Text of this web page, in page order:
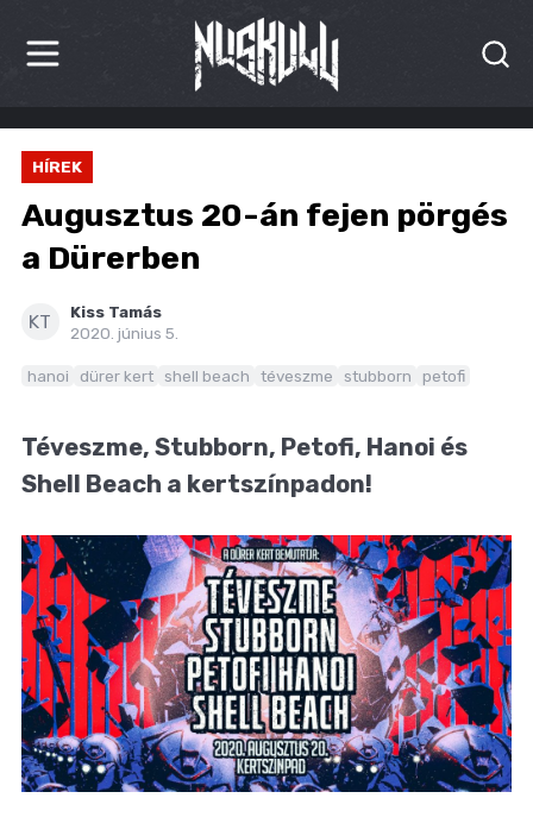
HÍREK
KRITIKÁK
BESZÁMOLÓK
MÁSVILÁG
HÍREK
Augusztus 20-án fejen pörgés
a Dürerben
KT
Kiss Tamás
2020. június 5.
hanoi dürer kert shell beach téveszme stubborn petofi
Téveszme, Stubborn, Petofi, Hanoi és
Shell Beach a kertszínpadon!